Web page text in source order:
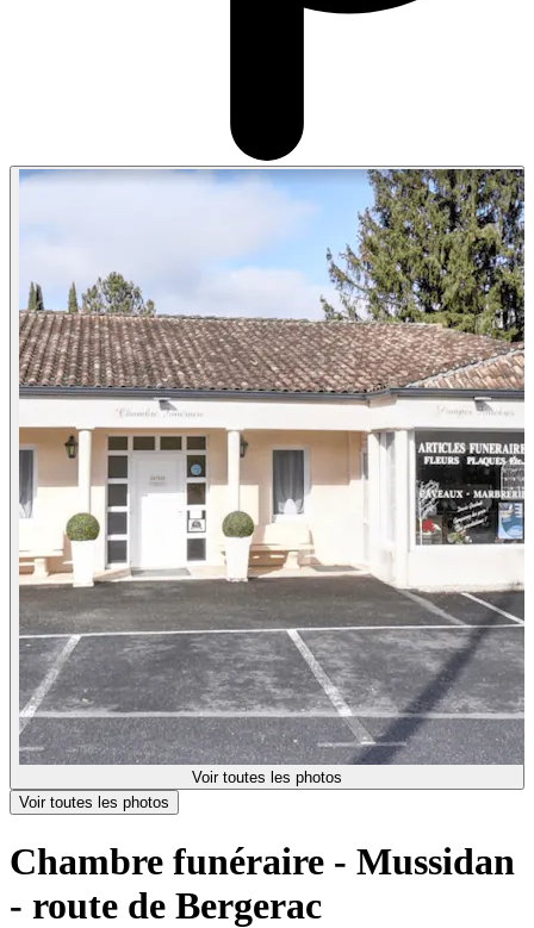
Voir toutes les photos
Voir toutes les photos
Chambre funéraire - Mussidan
- route de Bergerac